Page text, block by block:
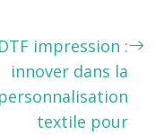
DTF impression :
innover dans la
personnalisation
textile pour